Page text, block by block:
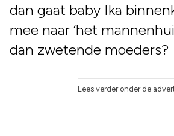
dan gaat baby Ika
mee naar ‘het
dan zwetende moeders?
Lees verder onder de